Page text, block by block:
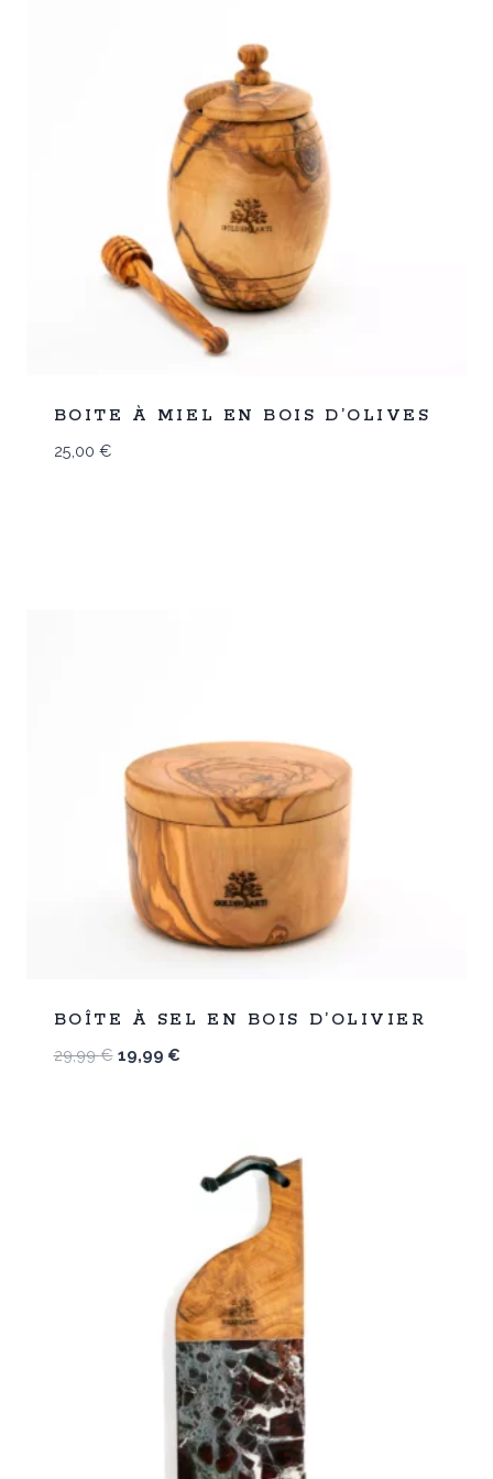
Promo
BOITE À MIEL EN BOIS D’OLIVES
25,00 €
-
33
BOÎTE À SEL EN BOIS D’OLIVIER
29,99€ Le
19,99 €Le
19,99 €.